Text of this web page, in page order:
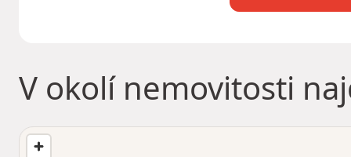
V okolí nemovitosti